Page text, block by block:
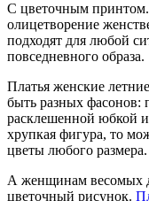
С цветочным принтом.
олицетворение
подходят для любой
повседневного образа.
Платья женские
быть разных фасонов:
расклешенной юбкой
хрупкая фигура, то
цветы любого размера.
А женщинам весомых
цветочный рисунок.